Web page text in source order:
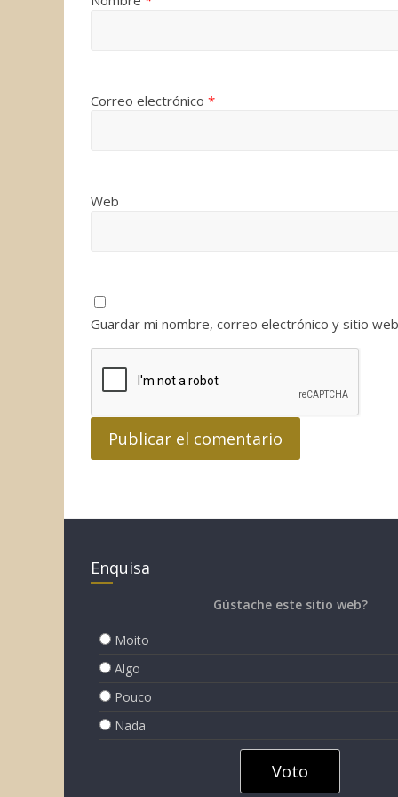
Correo electrónico *
Web
Guardar mi nombre, correo electrónico y sitio
Enquisa
Gústache este sitio web?
Moito
Algo
Pouco
Nada